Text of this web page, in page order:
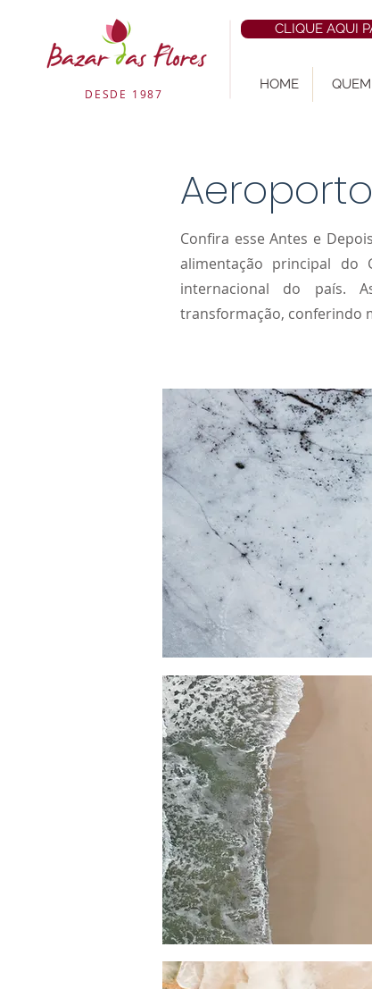
HOME
CLIQUE AQUI
DESDE 1987
Confira esse Antes e
alimentação principal do
internacional do país.
transformação, conferindo